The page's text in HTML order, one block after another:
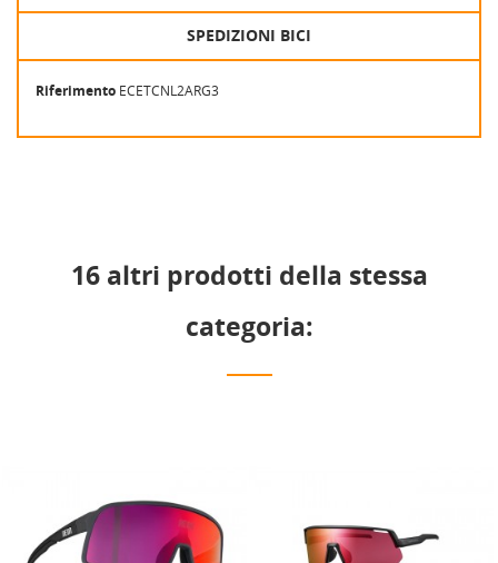
SPEDIZIONI BICI
Riferimento ECETCNL2ARG3
16 altri prodotti della stessa
categoria: